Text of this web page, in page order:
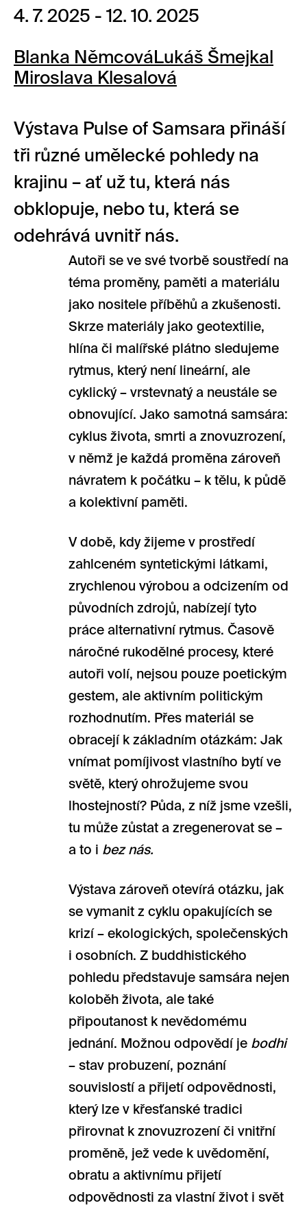
4. 7. 2025 - 12. 10. 2025
Blanka NěmcováLukáš Šmejkal
Miroslava Klesalová
Výstava Pulse of Samsara přináší
tři různé umělecké pohledy na
krajinu – ať už tu, která nás
obklopuje, nebo tu, která se
odehrává uvnitř nás.
Autoři se ve své tvorbě soustředí na
téma proměny, paměti a materiálu
jako nositele příběhů a zkušenosti.
Skrze materiály jako geotextilie,
hlína či malířské plátno sledujeme
rytmus, který není lineární, ale
cyklický – vrstevnatý a neustále se
obnovující. Jako samotná samsára:
cyklus života, smrti a znovuzrození,
v němž je každá proměna zároveň
návratem k počátku – k tělu, k půdě
a kolektivní paměti.
V době, kdy žijeme v prostředí
zahlceném syntetickými látkami,
zrychlenou výrobou a odcizením od
původních zdrojů, nabízejí tyto
práce alternativní rytmus. Časově
náročné rukodělné procesy, které
autoři volí, nejsou pouze poetickým
gestem, ale aktivním politickým
rozhodnutím. Přes materiál se
obracejí k základním otázkám: Jak
vnímat pomíjivost vlastního bytí ve
světě, který ohrožujeme svou
lhostejností? Půda, z níž jsme vzešli,
tu může zůstat a zregenerovat se –
a to i bez nás.
Výstava zároveň otevírá otázku, jak
se vymanit z cyklu opakujících se
krizí – ekologických, společenských
i osobních. Z buddhistického
pohledu představuje samsára nejen
koloběh života, ale také
připoutanost k nevědomému
jednání. Možnou odpovědí je bodhi
– stav probuzení, poznání
souvislostí a přijetí odpovědnosti,
který lze v křesťanské tradici
přirovnat k znovuzrození či vnitřní
proměně, jež vede k uvědomění,
obratu a aktivnímu přijetí
odpovědnosti za vlastní život i svět